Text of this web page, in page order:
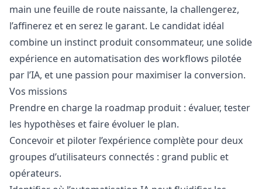
main une feuille de route naissante, la challengerez,
l’affinerez et en serez le garant. Le candidat idéal
combine un instinct produit consommateur, une solide
expérience en automatisation des workflows pilotée
par l’IA, et une passion pour maximiser la conversion.
Vos missions
Prendre en charge la roadmap produit : évaluer, tester
les hypothèses et faire évoluer le plan.
Concevoir et piloter l’expérience complète pour deux
groupes d’utilisateurs connectés : grand public et
opérateurs.